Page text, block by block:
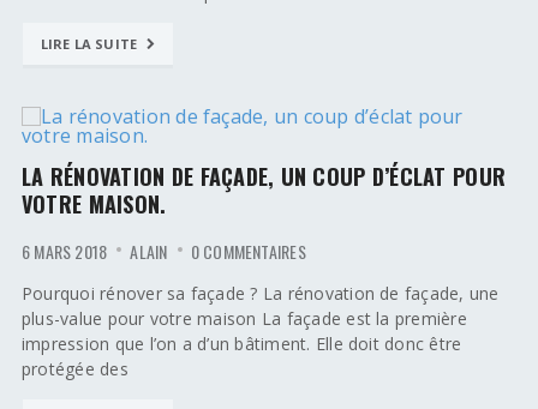
LIRE LA SUITE
LA RÉNOVATION DE FAÇADE, UN COUP D’ÉCLAT POUR
VOTRE MAISON.
6 MARS 2018 ALAIN 0 COMMENTAIRES
Pourquoi rénover sa façade ? La rénovation de façade, une
plus-value pour votre maison La façade est la première
impression que l’on a d’un bâtiment. Elle doit donc être
protégée des